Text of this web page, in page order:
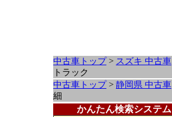
中古車トップ> スズキ 中古車
トラック
中古車トップ> 静岡県 中古車
細
かんたん検索システム